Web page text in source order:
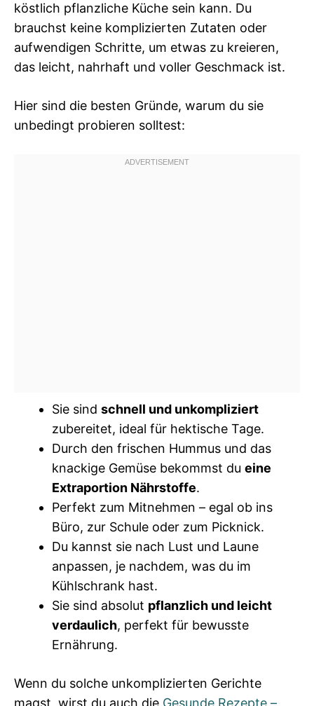
köstlich pflanzliche Küche sein kann. Du
brauchst keine komplizierten Zutaten oder
aufwendigen Schritte, um etwas zu kreieren,
das leicht, nahrhaft und voller Geschmack ist.
Hier sind die besten Gründe, warum du sie
unbedingt probieren solltest:
Sie sind schnell und unkompliziert
zubereitet, ideal für hektische Tage.
Durch den frischen Hummus und das
knackige Gemüse bekommst du eine
Extraportion Nährstoffe.
Perfekt zum Mitnehmen – egal ob ins
Büro, zur Schule oder zum Picknick.
Du kannst sie nach Lust und Laune
anpassen, je nachdem, was du im
Kühlschrank hast.
Sie sind absolut pflanzlich und leicht
verdaulich, perfekt für bewusste
Ernährung.
Wenn du solche unkomplizierten Gerichte